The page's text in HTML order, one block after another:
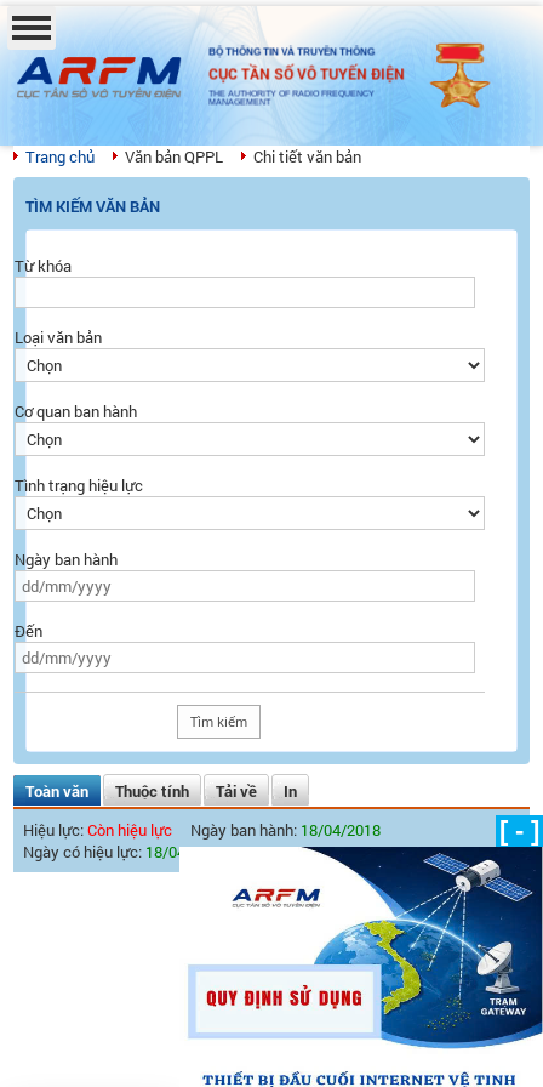
BỘ THÔNG TIN VÀ TRUYỀN THÔNG
CỤC TẦN SỐ VÔ TUYẾN ĐIỆN
THE AUTHORITY OF RADIO FREQUENCY
MANAGEMENT
Trang chủ Văn bản QPPL Chi tiết văn bản
TÌM KIẾM VĂN BẢN
Từ khóa
Loại văn bản
Cơ quan ban hành
Tình trạng hiệu lực
Ngày ban hành
Đến
Toàn văn Thuộc tính Tải về
In
Hiệu lực:Còn hiệu lực Ngày ban hành: 18/04/2018
Ngày có hiệu lực: 18/04/2018
[ - ]